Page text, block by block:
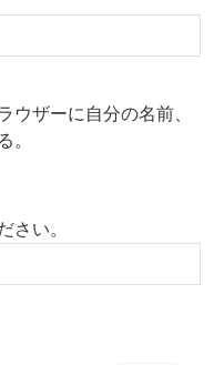
ウザーに自分の名前、
。
さい。